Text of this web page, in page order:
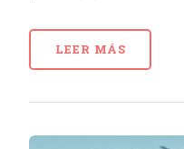
LEER MÁS